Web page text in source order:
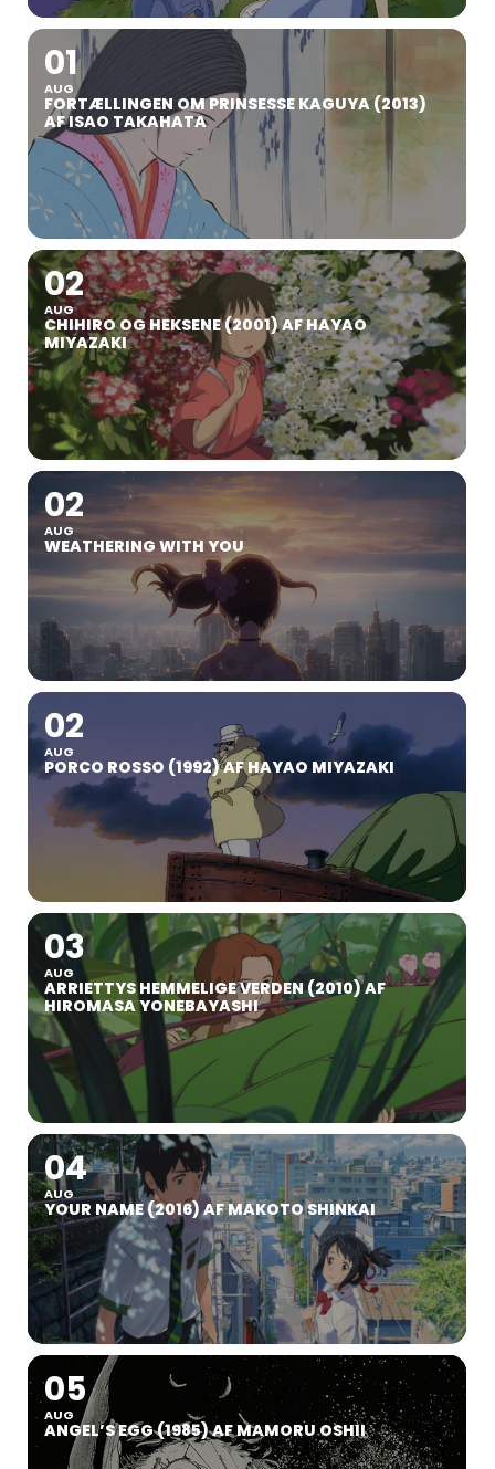
01
AUG
FORTÆLLINGEN OM PRINSESSE KAGUYA (2013)
AF ISAO TAKAHATA
02
AUG
CHIHIRO OG HEKSENE (2001) AF HAYAO
MIYAZAKI
02
AUG
WEATHERING WITH YOU
02
AUG
PORCO ROSSO (1992) AF HAYAO MIYAZAKI
03
AUG
ARRIETTYS HEMMELIGE VERDEN (2010) AF
HIROMASA YONEBAYASHI
04
AUG
YOUR NAME (2016) AF MAKOTO SHINKAI
05
AUG
ANGEL’S EGG (1985) AF MAMORU OSHII